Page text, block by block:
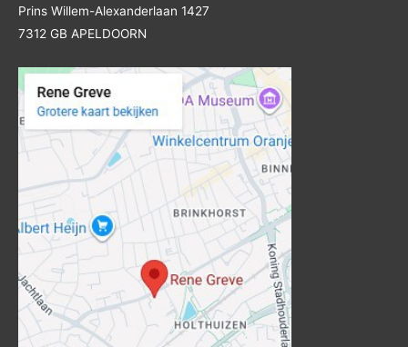
Prins Willem-Alexanderlaan 1427
7312 GB APELDOORN